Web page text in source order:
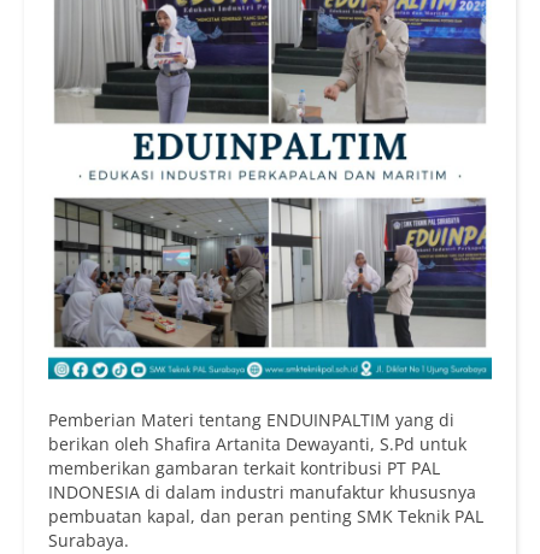
Pemberian Materi tentang ENDUINPALTIM yang di
berikan oleh Shafira Artanita Dewayanti, S.Pd untuk
memberikan gambaran terkait kontribusi PT PAL
INDONESIA di dalam industri manufaktur khususnya
pembuatan kapal, dan peran penting SMK Teknik PAL
Surabaya.